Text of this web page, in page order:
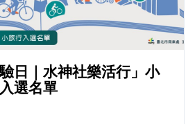
日｜水神社樂活行」小
選名單